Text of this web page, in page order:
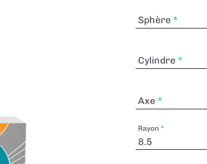
Sphère
Cylindre
Axe
Rayon